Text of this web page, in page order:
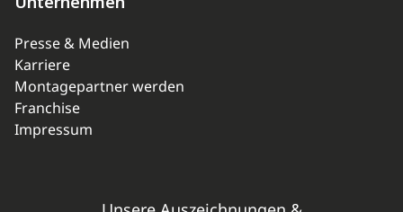
Presse & Medien
Karriere
Montagepartner werden
Franchise
Impressum